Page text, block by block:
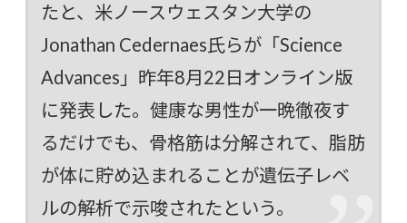
たと、米ノースウェスタン大学の
Jonathan Cedernaes氏らが「Science
Advances」昨年8月22日オンライン版
に発表した。健康な男性が一晩徹夜す
るだけでも、骨格筋は分解されて、脂肪
が体に貯め込まれることが遺伝子レベ
ルの解析で示唆されたという。